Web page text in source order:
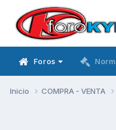
Foros
Inicio COMPRA - VENTA